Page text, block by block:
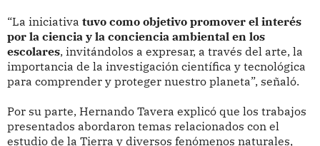
“La iniciativa tuvo como objetivo promover el interés
por la ciencia y la conciencia ambiental en los
escolares, invitándolos a expresar, a través del arte, la
importancia de la investigación científica y tecnológica
para comprender y proteger nuestro planeta”, señaló.
Por su parte, Hernando Tavera explicó que los trabajos
presentados abordaron temas relacionados con el
estudio de la Tierra y diversos fenómenos naturales,